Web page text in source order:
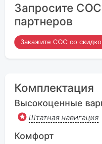
Запросите
партнеров
Закажите COC со
Комплектация
Высокоценные
Штатная навигация
Комфорт